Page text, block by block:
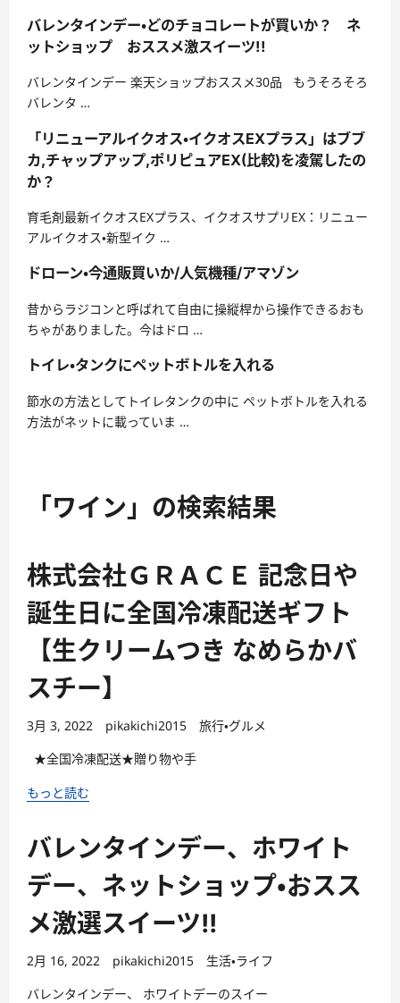
バレンタインデー・どのチョコレートが買いか？ ネ
ットショップ おススメ激スイーツ!!
バレンタインデー 楽天ショップおススメ30品 もうそろそろ
バレンタ …
「リニューアルイクオス・イクオスEXプラス」はブブ
カ,チャップアップ,ポリピュアEX(比較)を凌駕したの
か？
育毛剤最新イクオスEXプラス、イクオスサプリEX：リニュー
アルイクオス・新型イク …
ドローン・今通販買いか/人気機種/アマゾン
昔からラジコンと呼ばれて自由に操縦桿から操作できるおも
ちゃがありました。今はドロ …
トイレ・タンクにペットボトルを入れる
節水の方法としてトイレタンクの中に ペットボトルを入れる
方法がネットに載っていま …
「ワイン」の検索結果
株式会社ＧＲＡＣＥ 記念日や
誕生日に全国冷凍配送ギフト
【生クリームつき なめらかバ
スチー】
3月 3, 2022 pikakichi2015
旅行・グルメ
★全国冷凍配送★贈り物や手
もっと読む
バレンタインデー、ホワイト
デー、ネットショップ・おスス
メ激選スイーツ!!
2月 16, 2022 pikakichi2015
生活・ライフ
バレンタインデー、 ホワイトデーのスイー